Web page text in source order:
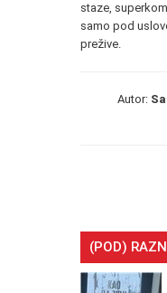
staze,
samo pod
prežive.
Autor:
(POD)